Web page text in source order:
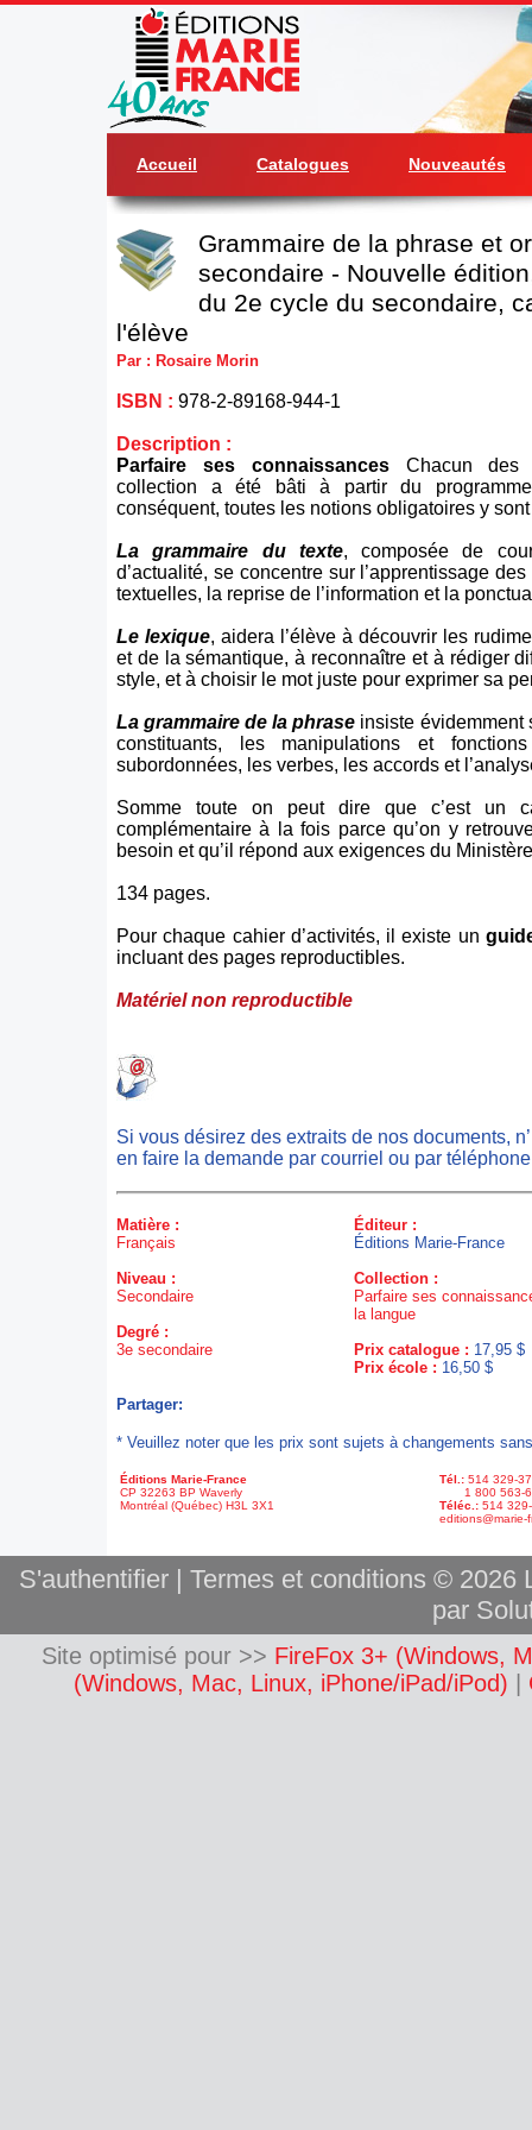
Accueil Catalogues Nouveautés
Grammaire de la phrase et
secondaire - Nouvelle
du 2e cycle du secondaire,
l'élève
Par : Rosaire Morin
ISBN : 978-2-89168-944-1
Description :
Parfaire ses connaissancesChacun des
collection a été bâti à partir du
conséquent, toutes les notions obligatoires y
La grammaire du texte, composée de
d’actualité, se concentre sur l’apprentissage
textuelles, la reprise de l’information et la
Le lexique, aidera l’élève à découvrir les
et de la sémantique, à reconnaître et à rédiger
style, et à choisir le mot juste pour exprimer sa
La grammaire de la phrase insiste évidemment
constituants, les manipulations et
subordonnées, les verbes, les accords et
Somme toute on peut dire que c’est un
complémentaire à la fois parce qu’on y
besoin et qu’il répond aux exigences du
134 pages.
Pour chaque cahier d’activités, il existe un
incluant des pages reproductibles.
Matériel non reproductible
Si vous désirez des extraits de nos documents,
en faire la demande par courriel ou par
Matière :
Français
Niveau :
Secondaire
Degré :
3e secondaire
Éditeur :
Éditions Marie-France
Collection :
Parfaire ses
la langue
Prix catalogue : 17,95 $
Prix école : 16,50 $
Partager:
* Veuillez noter que les prix sont sujets à changements
Éditions Marie-France
CP 32263 BP Waverly
Montréal (Québec) H3L 3X1
Tél.: 514 329-
1 800 563-
Téléc.: 514
editions@marie-
S'authentifier| Termes et conditions © 2026
par
Site optimisé pour >> FireFox 3+ (Windows,
(Windows, Mac, Linux, iPhone/iPad/iPod)